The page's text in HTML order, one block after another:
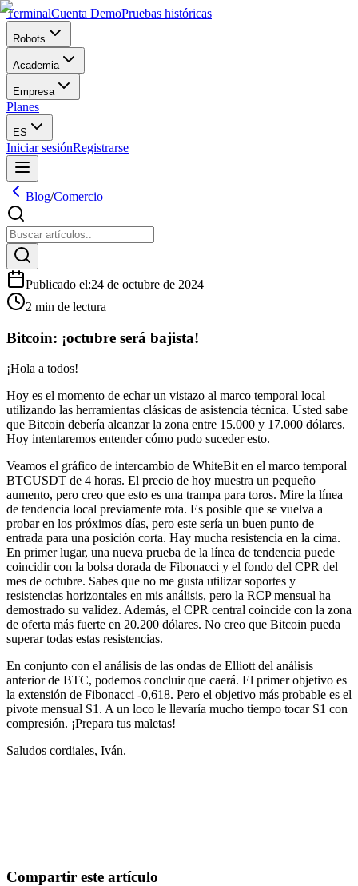
TerminalCuenta DemoPruebas históricas
Robots
Academia
Empresa
Planes
ES
Iniciar sesiónRegistrarse
Blog/Comercio
Publicado el:24 de octubre de 2024
2 min de lectura
Bitcoin: ¡octubre será bajista!
¡Hola a todos!
Hoy es el momento de echar un vistazo al marco temporal local
utilizando las herramientas clásicas de asistencia técnica. Usted sabe
que Bitcoin debería alcanzar la zona entre 15.000 y 17.000 dólares.
Hoy intentaremos entender cómo pudo suceder esto.
Veamos el gráfico de intercambio de WhiteBit en el marco temporal
BTCUSDT de 4 horas. El precio de hoy muestra un pequeño
aumento, pero creo que esto es una trampa para toros. Mire la línea
de tendencia local previamente rota. Es posible que se vuelva a
probar en los próximos días, pero este sería un buen punto de
entrada para una posición corta. Hay mucha resistencia en la cima.
En primer lugar, una nueva prueba de la línea de tendencia puede
coincidir con la bolsa dorada de Fibonacci y el fondo del CPR del
mes de octubre. Sabes que no me gusta utilizar soportes y
resistencias horizontales en mis análisis, pero la RCP mensual ha
demostrado su validez. Además, el CPR central coincide con la zona
de oferta más fuerte en 20.200 dólares. No creo que Bitcoin pueda
superar todas estas resistencias.
En conjunto con el análisis de las ondas de Elliott del análisis
anterior de BTC, podemos concluir que caerá. El primer objetivo es
la extensión de Fibonacci -0,618. Pero el objetivo más probable es el
pivote mensual S1. A un loco le llevaría mucho tiempo tocar S1 con
compresión. ¡Prepara tus maletas!
Saludos cordiales, Iván.
Compartir este artículo